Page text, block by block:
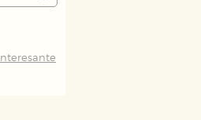
Interesante